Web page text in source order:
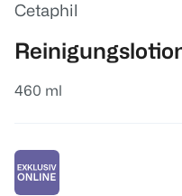
Cetaphil
460 ml